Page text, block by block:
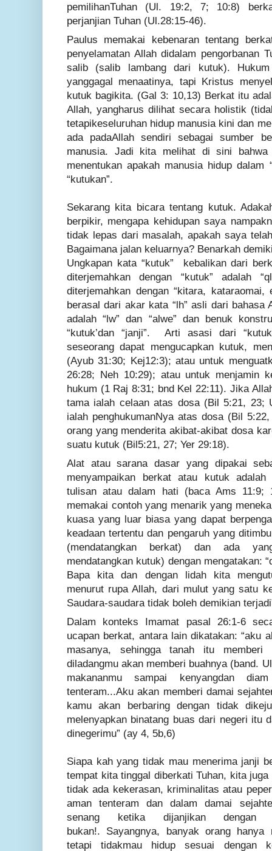
pemilihanTuhan (Ul. 19:2, 7; 10:8)
perjanjian Tuhan (Ul.28:15-46).
Paulus memakai kebenaran tentang
penyelamatan Allah didalam pengorbanan
salib (salib lambang dari kutuk).
yanggagal menaatinya, tapi Kristus
kutuk bagikita. (Gal 3: 10,13) Berkat itu
Allah, yangharus dilihat secara holistik
tetapikeseluruhan hidup manusia kini dan
ada padaAllah sendiri sebagai sumber
manusia. Jadi kita melihat di sini bahwa
menentukan apakah manusia hidup dalam
“kutukan”.
Sekarang kita bicara tentang kutuk.
berpikir, mengapa kehidupan saya
tidak lepas dari masalah, apakah saya
Bagaimana jalan keluarnya? Benarkah
Ungkapan kata “kutuk” kebalikan dari
diterjemahkan dengan “kutuk” adalah
diterjemahkan dengan “kitara,
berasal dari akar kata “lh” asli dari bahasa
adalah “lw” dan “alwe” dan benuk
“kutuk’dan “janji”. Arti asasi dari
seseorang dapat mengucapkan kutuk,
(Ayub 31:30; Kej12:3); atau untuk
26:28; Neh 10:29); atau untuk menjamin
hukum (1 Raj 8:31; bnd Kel 22:11). Jika
tamaialah celaan atas dosa (Bil 5:21, 23;
ialah penghukumanNya atas dosa (Bil
orang yang menderita akibat-akibat dosa
suatu kutuk (Bil5:21, 27; Yer 29:18).
Alat atau sarana dasar yang dipakai
menyampaikan berkat atau kutuk adalah
tulisan atau dalam hati (baca Ams
memakai contoh yang menarik yang
kuasa yang luar biasa yang dapat
keadaan tertentu dan pengaruh yang
(mendatangkan berkat) dan ada
mendatangkan kutuk) dengan mengatakan:
Bapa kita dan dengan lidah kita
menurut rupa Allah, dari mulut yang satu
Saudara-saudara tidak boleh demikian
Dalam konteks Imamat pasal 26:1-6
ucapan berkat, antara lain dikatakan: “aku
masanya, sehingga tanah itu memberi
diladangmu akan memberi buahnya (band.
makananmu sampai kenyangdan
tenteram...Aku akan memberi damai
kamu akan berbaring dengan tidak
melenyapkan binatang buas dari negeri itu
dinegerimu” (ay 4, 5b,6)
Siapa kah yang tidak mau menerima janji
tempat kita tinggal diberkati Tuhan, kita
tidak ada kekerasan, kriminalitas atau
aman tenteram dan dalam damai
senang ketika dijanjikan dengan
bukan!. Sayangnya, banyak orang hanya
tetapi tidakmau hidup sesuai dengan